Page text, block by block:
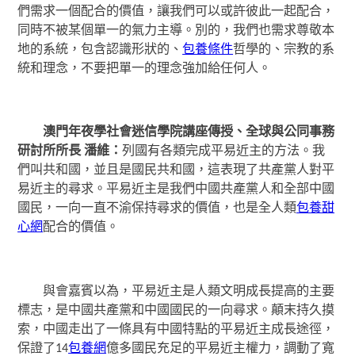
們需求一個配合的價值，讓我們可以或許彼此一起配合，
同時不被某個單一的氣力主導。別的，我們也需求尊敬本
地的系統，包含認識形狀的、包養條件哲學的、宗教的系
統和理念，不要把單一的理念強加給任何人。
澳門年夜學社會迷信學院講座傳授、全球與公同事務
研討所所長 潘維：列國有各類完成平易近主的方法。我
們叫共和國，並且是國民共和國，這表現了共產黨人對平
易近主的尋求。平易近主是我們中國共產黨人和全部中國
國民，一向一直不渝保持尋求的價值，也是全人類包養甜
心網 配合的價值。
與會嘉賓以為，平易近主是人類文明成長提高的主要
標志，是中國共產黨和中國國民的一向尋求。顛末持久摸
索，中國走出了一條具有中國特點的平易近主成長途徑，
保證了14包養網億多國民充足的平易近主權力，調動了寬